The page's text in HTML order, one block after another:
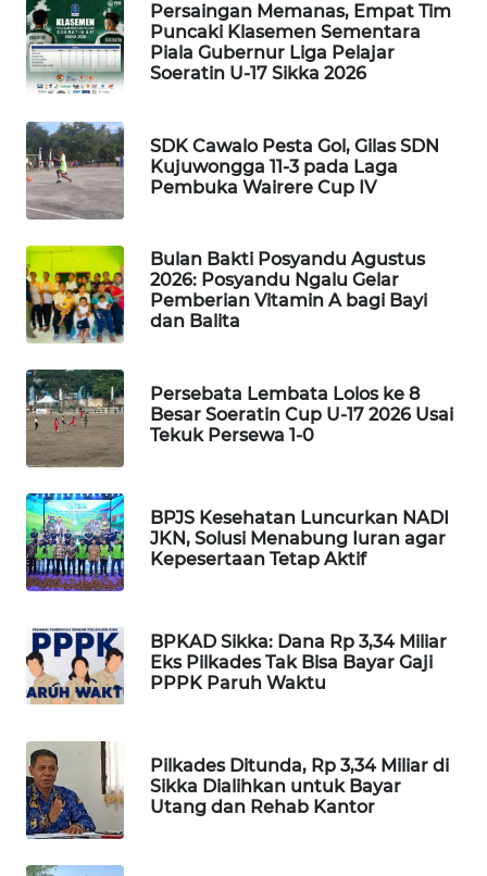
Persaingan Memanas, Empat Tim
Puncaki Klasemen Sementara
Piala Gubernur Liga Pelajar
Soeratin U-17 Sikka 2026
SDK Cawalo Pesta Gol, Gilas SDN
Kujuwongga 11-3 pada Laga
Pembuka Wairere Cup IV
Bulan Bakti Posyandu Agustus
2026: Posyandu Ngalu Gelar
Pemberian Vitamin A bagi Bayi
dan Balita
Persebata Lembata Lolos ke 8
Besar Soeratin Cup U-17 2026 Usai
Tekuk Persewa 1-0
BPJS Kesehatan Luncurkan NADI
JKN, Solusi Menabung Iuran agar
Kepesertaan Tetap Aktif
BPKAD Sikka: Dana Rp 3,34 Miliar
Eks Pilkades Tak Bisa Bayar Gaji
PPPK Paruh Waktu
Pilkades Ditunda, Rp 3,34 Miliar di
Sikka Dialihkan untuk Bayar
Utang dan Rehab Kantor
WAHANA
DESA
WISATA
LAPAK
WAHANA
Network
KONSUMEN
LISTRIK
MASYARAKAT
KELISTRIKAN
WALINKI
ID
MAWAKA
ID
MARTABAT
NET
PLN
MKLI